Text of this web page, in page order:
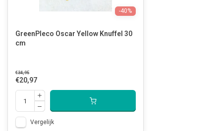
-40%
GreenPleco Oscar Yellow Knuffel 30
cm
€34,95
€20,97
Vergelijk